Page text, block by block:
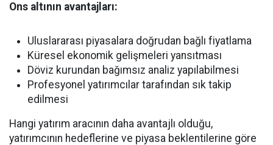
Ons altının avantajları:
Uluslararası piyasalara doğrudan bağlı fiyatlama
Küresel ekonomik gelişmeleri yansıtması
Döviz kurundan bağımsız analiz yapılabilmesi
Profesyonel yatırımcılar tarafından sık takip
edilmesi
Hangi yatırım aracının daha avantajlı olduğu,
yatırımcının hedeflerine ve piyasa beklentilerine göre